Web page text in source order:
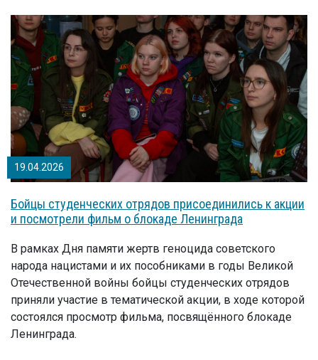
19.04.2026
Бойцы студенческих отрядов присоединились к акции
и посмотрели фильм о блокаде Ленинграда
В рамках Дня памяти жертв геноцида советского
народа нацистами и их пособниками в годы Великой
Отечественной войны бойцы студенческих отрядов
приняли участие в тематической акции, в ходе которой
состоялся просмотр фильма, посвящённого блокаде
Ленинграда.